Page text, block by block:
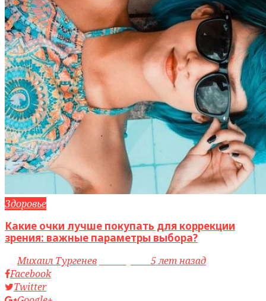
Здоровье
Какие очки лучше покупать для коррекции
зрения: важные параметры выбора?
byМихаил Тургенев
5 лет назад
Facebook
Twitter